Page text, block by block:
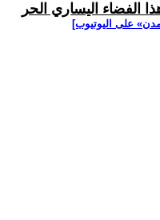
الفضاء اليساري الحر
على اليوتيوب]